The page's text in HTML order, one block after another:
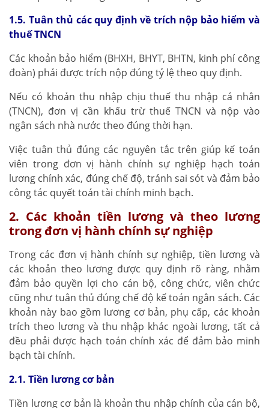
1.5. Tuân thủ các quy định về trích nộp bảo hiểm và
thuế TNCN
Các khoản bảo hiểm (BHXH, BHYT, BHTN, kinh phí công
đoàn) phải được trích nộp đúng tỷ lệ theo quy định.
Nếu có khoản thu nhập chịu thuế thu nhập cá nhân
(TNCN), đơn vị cần khấu trừ thuế TNCN và nộp vào
ngân sách nhà nước theo đúng thời hạn.
Việc tuân thủ đúng các nguyên tắc trên giúp kế toán
viên trong đơn vị hành chính sự nghiệp hạch toán
lương chính xác, đúng chế độ, tránh sai sót và đảm bảo
công tác quyết toán tài chính minh bạch.
2. Các khoản tiền lương và theo lương
trong đơn vị hành chính sự nghiệp
Trong các đơn vị hành chính sự nghiệp, tiền lương và
các khoản theo lương được quy định rõ ràng, nhằm
đảm bảo quyền lợi cho cán bộ, công chức, viên chức
cũng như tuân thủ đúng chế độ kế toán ngân sách. Các
khoản này bao gồm lương cơ bản, phụ cấp, các khoản
trích theo lương và thu nhập khác ngoài lương, tất cả
đều phải được hạch toán chính xác để đảm bảo minh
bạch tài chính.
2.1. Tiền lương cơ bản
Tiền lương cơ bản là khoản thu nhập chính của cán bộ,